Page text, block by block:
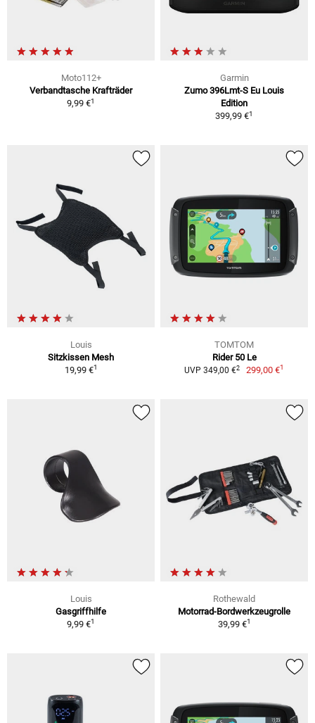
Moto112+
Verbandtasche Krafträder
9,99 €1
Garmin
Zumo 396Lmt-S Eu Louis
Edition
399,99 €1
Louis
Sitzkissen Mesh
19,99 €1
TOMTOM
Rider 50 Le
UVP 349,00 €2 299,00 €1
Louis
Gasgriffhilfe
9,99 €1
Rothewald
Motorrad-Bordwerkzeugrolle
39,99 €1